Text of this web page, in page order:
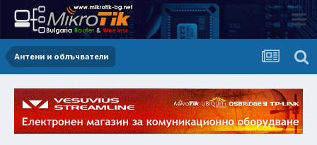
Антени и облъчватели